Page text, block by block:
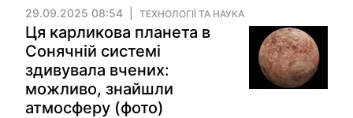
29.09.2025 08:54 ТЕХНОЛОГІЇ ТА НАУКА
Ця карликова планета в
Сонячній системі
здивувала вчених:
можливо, знайшли
атмосферу (фото)